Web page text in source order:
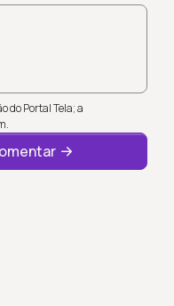
do Portal Tela; a